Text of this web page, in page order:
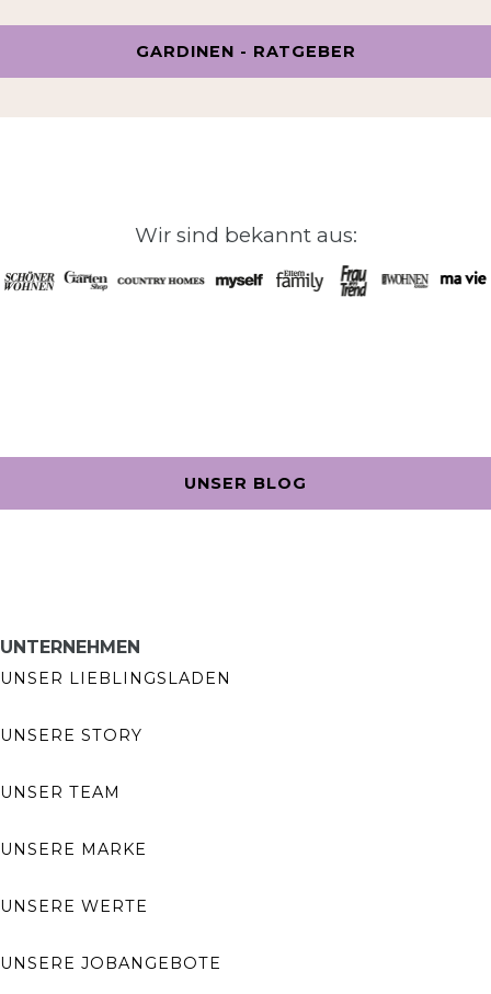
GARDINEN - RATGEBER
Wir sind bekannt aus:
UNSER BLOG
UNTERNEHMEN
UNSER LIEBLINGSLADEN
UNSERE STORY
UNSER TEAM
UNSERE MARKE
UNSERE WERTE
UNSERE JOBANGEBOTE